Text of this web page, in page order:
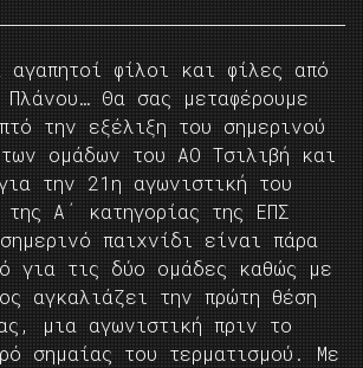
αγαπητοί φίλοι και φίλες από
Θα σας μεταφέρουμε
την εξέλιξη του σημερινού
ομάδων του ΑΟ Τσιλιβή και
την 21η αγωνιστική του
της Α΄ κατηγορίας της ΕΠΣ
παιχνίδι είναι πάρα
για τις δύο ομάδες καθώς με
αγκαλιάζει την πρώτη θέση
μια αγωνιστική πριν το
σημαίας του τερματισμού. Με